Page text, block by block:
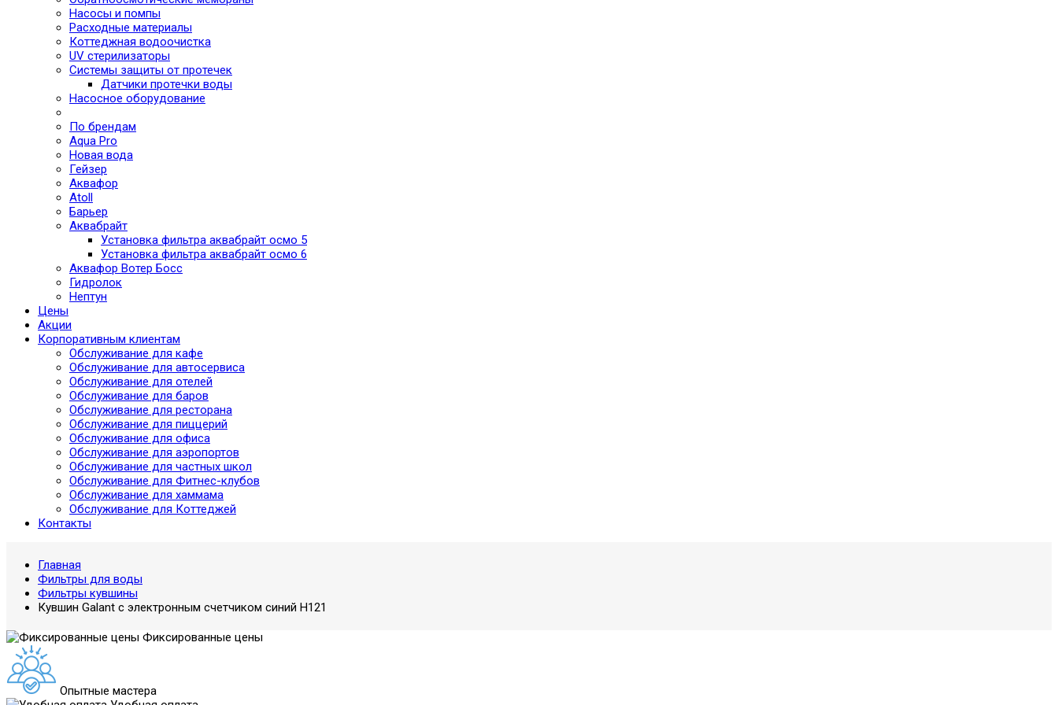
Насосы и помпы
Расходные материалы
Коттеджная водоочистка
UV стерилизаторы
Системы защиты от протечек
Датчики протечки воды
Насосное оборудование
По брендам
Aqua Pro
Новая вода
Гейзер
Аквафор
Atoll
Барьер
Аквабрайт
Установка фильтра аквабрайт осмо 5
Установка фильтра аквабрайт осмо 6
Аквафор Вотер Босс
Гидролок
Нептун
Цены
Акции
Корпоративным клиентам
Обслуживание для кафе
Обслуживание для автосервиса
Обслуживание для отелей
Обслуживание для баров
Обслуживание для ресторана
Обслуживание для пиццерий
Обслуживание для офиса
Обслуживание для аэропортов
Обслуживание для частных школ
Обслуживание для Фитнес-клубов
Обслуживание для хаммама
Обслуживание для Коттеджей
Контакты
Главная
Фильтры для воды
Фильтры кувшины
Кувшин Galant с электронным счетчиком синий H121
Фиксированные цены
Опытные мастера